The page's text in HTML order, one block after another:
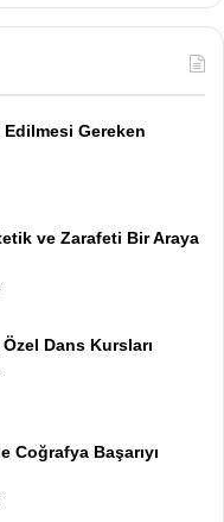
Edilmesi Gereken
ve Zarafeti Bir Araya
Dans Kursları
Coğrafya Başarıyı